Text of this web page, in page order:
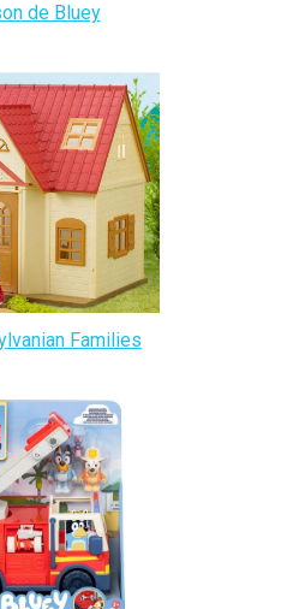
de Bluey
Families